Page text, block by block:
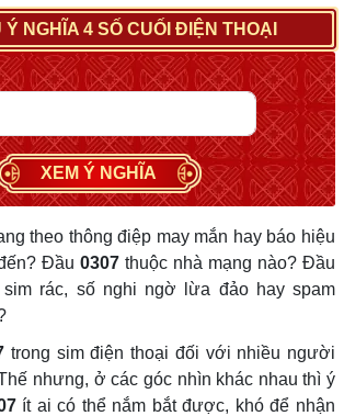
NGHĨA 4 SỐ CUỐI ĐIỆN THOẠI
XEM Ý NGHĨA
theo thông điệp may mắn hay báo hiệu
Đầu 0307 thuộc nhà mạng nào? Đầu
rác, số nghi ngờ lừa đảo hay spam
trong sim điện thoại đối với nhiều người
nhưng, ở các góc nhìn khác nhau thì ý
ít ai có thể nắm bắt được, khó để nhận